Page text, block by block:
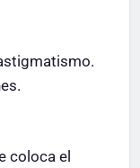
coloca el